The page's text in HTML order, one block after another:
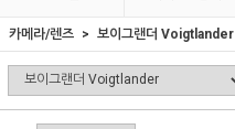
카메라/렌즈 보이그랜더 Voigtlander